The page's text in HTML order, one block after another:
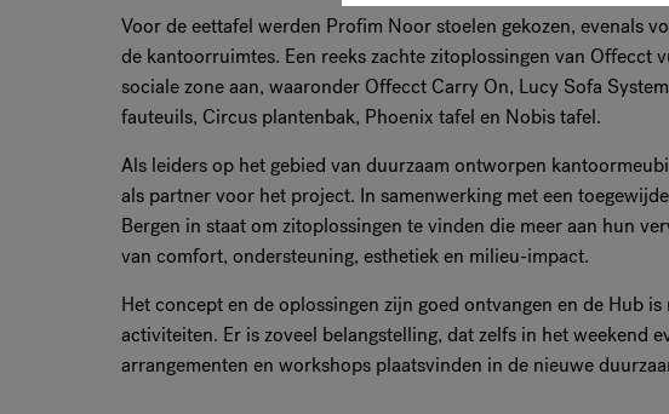
Voor de eettafel werden Profim Noor stoelen gekozen, evenals
de kantoorruimtes. Een reeks zachte zitoplossingen van Offecct
sociale zone aan, waaronder Offecct Carry On, Lucy Sofa
fauteuils, Circus plantenbak, Phoenix tafel en Nobis tafel.
Als leiders op het gebied van duurzaam ontworpen
als partner voor het project. In samenwerking met een
Bergen in staat om zitoplossingen te vinden die meer aan hun
van comfort, ondersteuning, esthetiek en milieu-impact.
Het concept en de oplossingen zijn goed ontvangen en de Hub
activiteiten. Er is zoveel belangstelling, dat zelfs in het weekend
arrangementen en workshops plaatsvinden in de nieuwe